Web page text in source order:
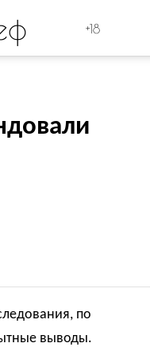
+18
по
выводы.